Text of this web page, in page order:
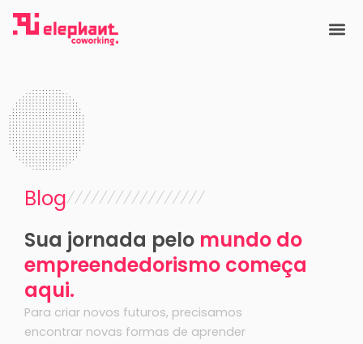
para
Blog
Sua jornada pelo mundo do
empreendedorismo começa
aqui.
Para criar novos futuros, precisamos
encontrar novas formas de aprender